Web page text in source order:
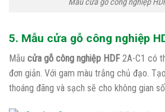
Mẫu cửa gỗ công nghiệp
5. Mẫu cửa gỗ công nghiệp
Mẫu cửa gỗ công nghiệp HDF2A-C1 có
đơn giản. Với gam màu trắng chủ đạo.
thoáng đãng và sạch sẽ cho không gian